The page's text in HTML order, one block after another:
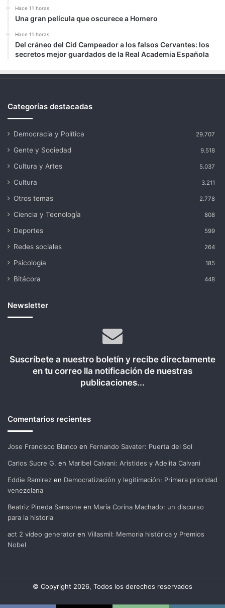
Hace 11 horas
Una gran película que oscurece a Homero
Hace 11 horas
Del cráneo del Cid Campeador a los falsos Cervantes: los
secretos mejor guardados de la Real Academia Española
Categorías destacadas
Democracia y Política 29.707
Gente y Sociedad 9.518
Cultura y Artes 5.037
Cultura 3.211
Otros temas 2.778
Ciencia y Tecnología 808
Deportes 599
Redes sociales 264
Psicología 185
Bitácora 448
Newsletter
Suscríbete a nuestro boletín y recibe directamente
en tu correo lla notificación de nuestras
publicaciones...
Comentarios recientes
Jose Francisco Blanco en Fernando Savater: Puerta del Sol
Carlos Sucre G. en Maribel Calvani: Arístides y Adelita Calvani
Eddie Ramirez en Democratización y legitimación: Primera prioridad
venezolana
Beatriz Pineda Sansone en María Corina Machado: un discurso
para la historia
act 2 video generator en Villasmil: Memoria histórica y Premios
Nobel
© Copyright 2026, Todos los derechos reservados